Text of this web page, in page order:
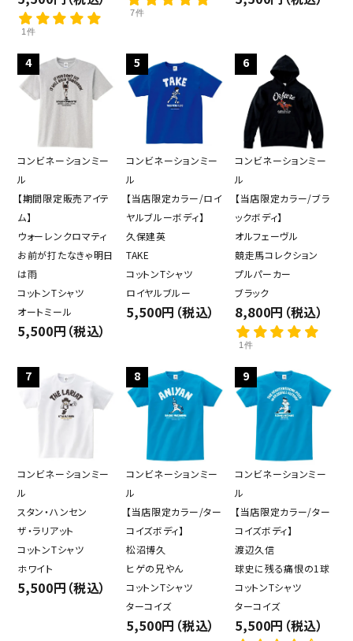
カテゴリー
close
1件
7件
4
コンビネーションミー
ル
【期間限定販売アイテ
ム】
ウォーレンクロマティ
お前が打たなきゃ明日
は雨
コットンTシャツ
オートミール
5,500円（税込）
5
コンビネーションミー
ル
【当店限定カラー/ロイ
ヤルブルーボディ】
久保建英
TAKE
コットンTシャツ
ロイヤルブルー
5,500円（税込）
6
コンビネーションミー
ル
【当店限定カラー/ブラ
ックボディ】
オルフェーヴル
競走馬コレクション
プルパーカー
ブラック
8,800円（税込）
1件
7
コンビネーションミー
ル
スタン・ハンセン
ザ・ラリアット
コットンTシャツ
ホワイト
5,500円（税込）
8
コンビネーションミー
ル
【当店限定カラー/ター
コイズボディ】
松沼博久
ヒゲの兄やん
コットンTシャツ
ターコイズ
5,500円（税込）
9
コンビネーションミー
ル
【当店限定カラー/ター
コイズボディ】
渡辺久信
球史に残る痛恨の1球
コットンTシャツ
ターコイズ
5,500円（税込）